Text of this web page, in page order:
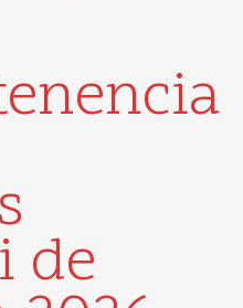
de